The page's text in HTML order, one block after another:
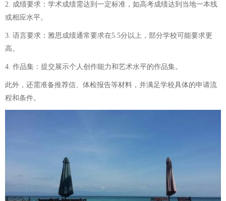
2. 成绩要求：学术成绩需达到一定标准，如高考成绩达到当地一本线
或相应水平。
3. 语言要求：雅思成绩通常要求在5.5分以上，部分学校可能要求更
高。
4. 作品集：提交展示个人创作能力和艺术水平的作品集。
此外，还需准备推荐信、体检报告等材料，并满足学校具体的申请流
程和条件。